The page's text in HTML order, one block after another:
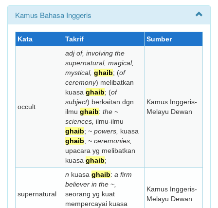
Kamus Bahasa Inggeris
Kata Takrif Sumber
occult
adj of, involving the
supernatural, magical,
mystical, ghaib; (of
ceremony) melibatkan
kuasa ghaib; (of
subject) berkaitan dgn
ilmu ghaib: the ~
sciences, ilmu-ilmu
ghaib; ~ powers, kuasa
ghaib; ~ ceremonies,
upacara yg melibatkan
kuasa ghaib;
Kamus Inggeris-
Melayu Dewan
supernatural
n kuasa ghaib: a firm
believer in the ~,
seorang yg kuat
mempercayai kuasa
Kamus Inggeris-
Melayu Dewan